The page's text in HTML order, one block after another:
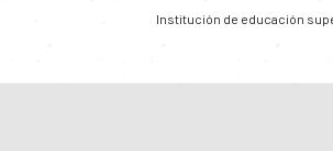
Institución de educación